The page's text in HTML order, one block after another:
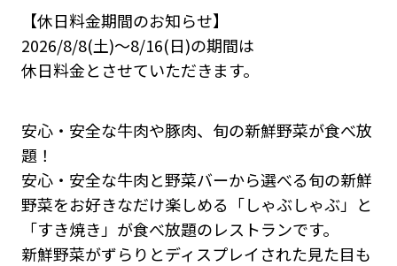
【休日料金期間のお知らせ】
2026/8/8(土)～8/16(日)の期間は
休日料金とさせていただきます。
安心・安全な牛肉や豚肉、旬の新鮮野菜が食べ放
題！
安心・安全な牛肉と野菜バーから選べる旬の新鮮
野菜をお好きなだけ楽しめる「しゃぶしゃぶ」と
「すき焼き」が食べ放題のレストランです。
新鮮野菜がずらりとディスプレイされた見た目も